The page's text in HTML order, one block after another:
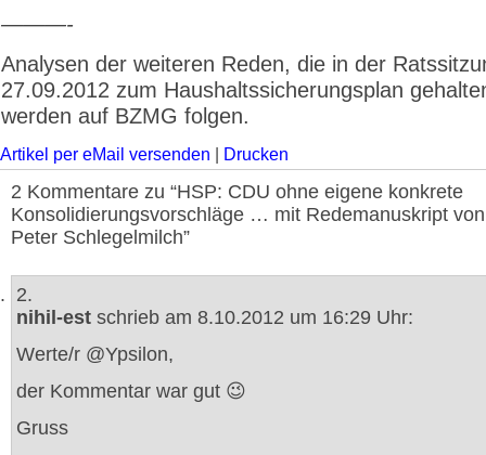
———-
Analysen der weiteren Reden, die in der
27.09.2012 zum Haushaltssicherungsplan
werden auf BZMG folgen.
Artikel per eMail versenden Drucken
2 Kommentare zu “HSP: CDU ohne eigene konkrete
Konsolidierungsvorschläge … mit Redemanuskript
Peter Schlegelmilch”
2.
nihil-est schrieb am 8.10.2012 um 16:29 Uhr:
Werte/r @Ypsilon,
der Kommentar war gut 😉
Gruss